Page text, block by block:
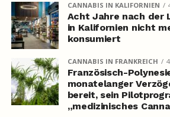
CANNABIS IN KALIFORNIEN
Acht Jahre nach der
in Kalifornien nicht
konsumiert
CANNABIS IN FRANKREICH
Französisch-
monatelanger
bereit, sein
„medizinisches